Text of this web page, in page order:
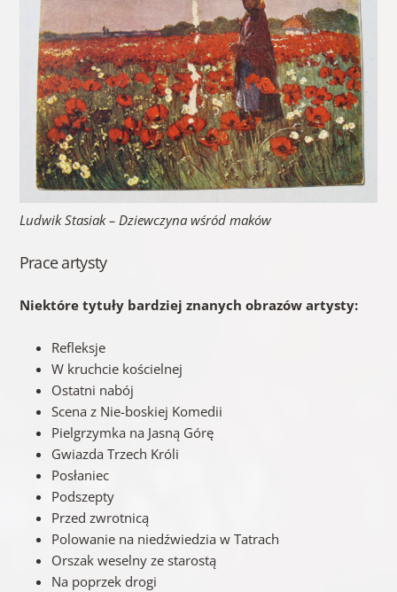
Ludwik Stasiak – Dziewczyna wśród maków
Prace artysty
Niektóre tytuły bardziej znanych obrazów artysty:
Refleksje
W kruchcie kościelnej
Ostatni nabój
Scena z Nie-boskiej Komedii
Pielgrzymka na Jasną Górę
Gwiazda Trzech Króli
Posłaniec
Podszepty
Przed zwrotnicą
Polowanie na niedźwiedzia w Tatrach
Orszak weselny ze starostą
Na poprzek drogi